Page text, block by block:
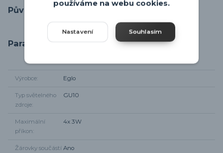
Původ zboží
Parametry
Výrobce Eglo
Typ světelného
zdroje
GU10
Maximální
příkon
4x 3W
Žárovky součástí Ano
používáme na webu cookies.
Nastavení Souhlasím